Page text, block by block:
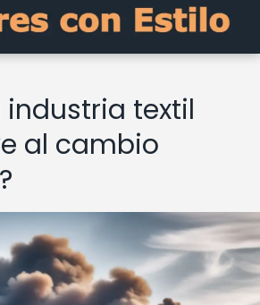
industria textil
al cambio